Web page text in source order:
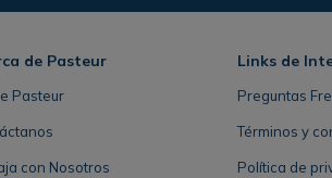
de Pasteur
Pasteur
con Nosotros
Links de
Preguntas
Términos y
Política de